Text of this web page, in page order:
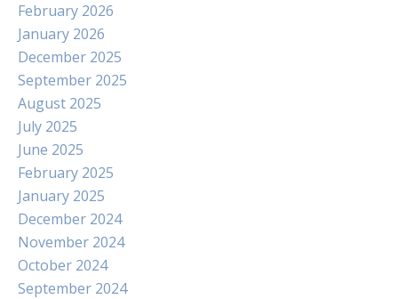
February 2026
January 2026
December 2025
September 2025
August 2025
July 2025
June 2025
February 2025
January 2025
December 2024
November 2024
October 2024
September 2024